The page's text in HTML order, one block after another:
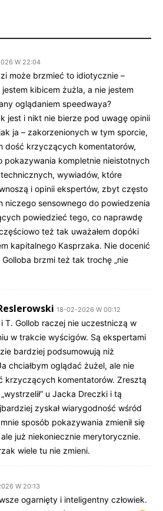
W 22:04
może brzmieć to idiotycznie –
kibicem żużla, a nie jestem
oglądaniem speedwaya?
jest i nikt nie bierze pod uwagę opinii
ja – zakorzenionych w tym sporcie,
dość krzyczących komentatorów,
pokazywania kompletnie nieistotnych
technicznych, wywiadów, które
i opinii ekspertów, zbyt często
niczego sensownego do powiedzenia
powiedzieć tego, co naprawdę
też tak uważałem dopóki
kapitalnego Kasprzaka. Nie docenić
brzmi też tak trochę „nie
18-02-2026 W 00:12
T. Gollob raczej nie uczestniczą w
w trakcie wyścigów. Są ekspertami
bardziej podsumowują niż
chciałbym oglądać żużel, ale nie
krzyczących komentatorów. Zresztą
u Jacka Dreczki i tą
zyskał wiarygodność wśród
sposób pokazywania zmienił się
już niekoniecznie merytorycznie.
wiele tu nie zmieni.
W 20:13
ogarnięty i inteligentny człowiek.